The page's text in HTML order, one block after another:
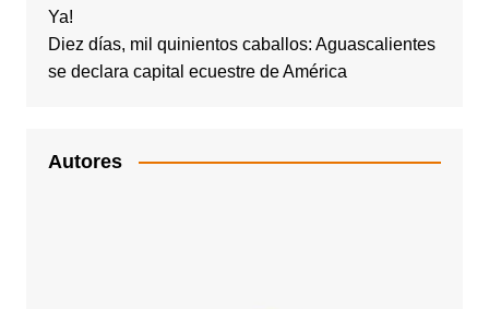
Ya!
Diez días, mil quinientos caballos: Aguascalientes
se declara capital ecuestre de América
Autores